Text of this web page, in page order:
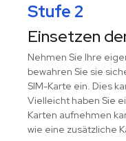
Stufe 2
Einsetzen
Nehmen Sie Ihre
bewahren Sie sie
SIM-Karte ein. Dies
Vielleicht haben Sie
Karten aufnehmen
wie eine zusätzliche